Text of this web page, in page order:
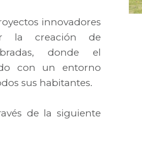
innovadores
la creación de
donde el
con un entorno
sus habitantes.
de la siguiente